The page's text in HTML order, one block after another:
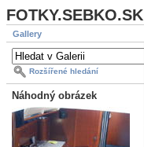
FOTKY.SEBKO.SK
Gallery
Rozšířené hledání
Náhodný obrázek